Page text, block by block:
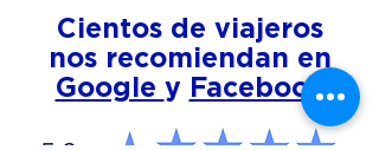
Cientos de viajeros
nos recomiendan en
Google y Facebook